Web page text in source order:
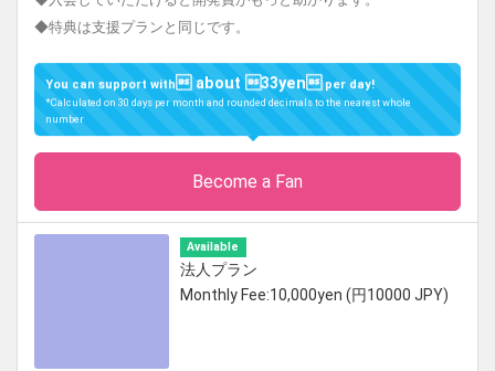
◆特典は支援プランと同じです。
You can support with about 33yenper day!
*Calculated on 30 days per month and rounded decimals to the nearest whole
number
Become a Fan
Available
法人プラン
Monthly Fee:10,000yen (円10000 JPY)